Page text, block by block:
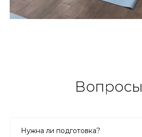
Вопросы
Нужна ли подготовка?